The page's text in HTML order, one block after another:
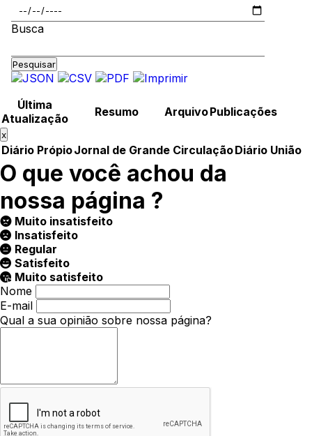
Busca
Pesquisar
Última
Atualização
Resumo ArquivoPublicações
x
Diário PrópioJornal de Grande CirculaçãoDiário União
O que você achou da
nossa página ?
Muito insatisfeito
Insatisfeito
Regular
Satisfeito
Muito satisfeito
Nome
E-mail
Qual a sua opinião sobre nossa página?